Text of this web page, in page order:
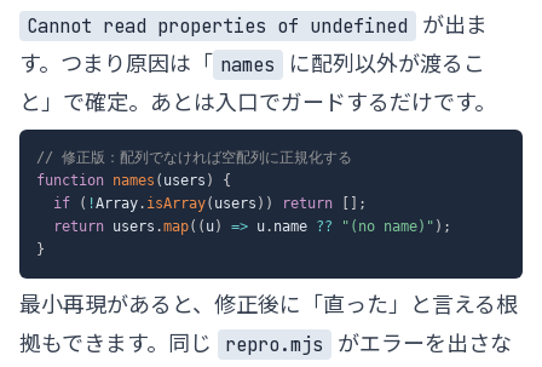
Cannot read properties of undefined
が出ま
す。つまり原因は「 names
に配列以外が渡るこ
と」で確定。あとは入口でガードするだけです。
// 修正版：配列でなければ空配列に正規化する
function names ( users )
{
if
( !Array. isArray( users ) ) return
;
return users .map( ( u) => u. name ?? "(no name)" ) ;
}
最小再現があると、修正後に「直った」と言える根
拠もできます。同じ
repro.mjs
がエラーを出さな